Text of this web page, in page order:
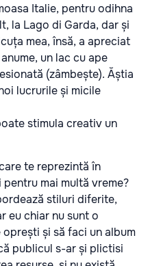
Italie, pentru odihna
la Lago di Garda, dar și
mea, însă, a apreciat
un lac cu ape
(zâmbește). Ăștia
lucrurile și micile
te reprezintă în
mai multă vreme?
stiluri diferite,
eu chiar nu sunt o
și să faci un album
publicul s-ar și plictisi